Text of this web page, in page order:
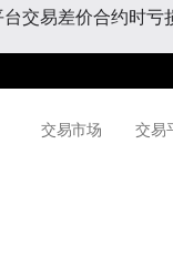
交易差价合约时
交易市场 交易